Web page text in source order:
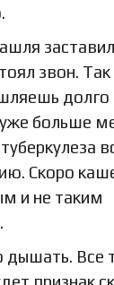
звон. Так
больше
Скоро
и не таким
дышать. Все
признак